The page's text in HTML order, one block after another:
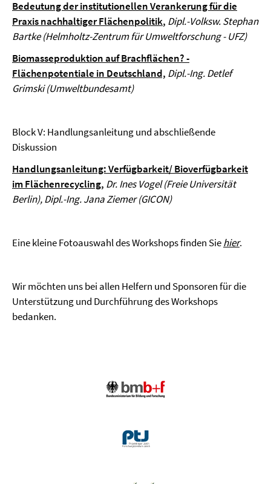
Bedeutung der institutionellen Verankerung für die
Praxis nachhaltiger Flächenpolitik, Dipl.-Volksw. Stephan
Bartke (Helmholtz-Zentrum für Umweltforschung - UFZ)
Biomasseproduktion auf Brachflächen? -
Flächenpotentiale in Deutschland, Dipl.-Ing. Detlef
Grimski (Umweltbundesamt)
Block V: Handlungsanleitung und abschließende
Diskussion
Handlungsanleitung: Verfügbarkeit/ Bioverfügbarkeit
im Flächenrecycling, Dr. Ines Vogel (Freie Universität
Berlin), Dipl.-Ing. Jana Ziemer (GICON)
Eine kleine Fotoauswahl des Workshops finden Siehier.
Wir möchten uns bei allen Helfern und Sponsoren für die
Unterstützung und Durchführung des Workshops
bedanken.